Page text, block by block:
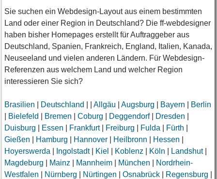
Sie suchen ein Webdesign-Layout aus einem bestimmten
Land oder einer Region in Deutschland? Die ff-webdesigner
haben bisher Homepages erstellt für Auftraggeber aus
Deutschland, Spanien, Frankreich, England, Italien, Kanada,
Neuseeland und vielen anderen Ländern. Für Webdesign-
Referenzen aus welchem Land und welcher Region
interessieren Sie sich?
Brasilien Deutschland Allgäu Augsburg Bayern
Berlin
Bielefeld Bremen Coburg Deggendorf| Dresden
Duisburg
Essen Frankfurt| Freiburg Fulda Fürth
Gießen
Hamburg Hannover| Heilbronn Hessen
Hoyerswerda
Ingolstadt| Kiel Koblenz Köln Landshut|
Magdeburg
Mainz Mannheim| München
Nordrhein-
Westfalen
Nürnberg Nürtingen Osnabrück| Regensburg